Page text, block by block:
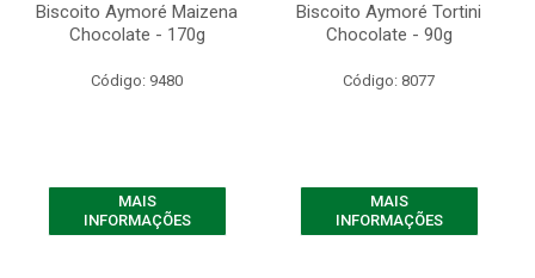
Biscoito Aymoré Maizena
Chocolate - 170g
Código: 9480
MAIS
INFORMAÇÕES
Biscoito Aymoré Tortini
Chocolate - 90g
Código: 8077
MAIS
INFORMAÇÕES